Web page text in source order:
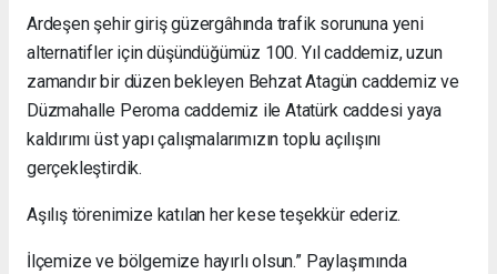
Ardeşen şehir giriş güzergâhında trafik sorununa yeni
alternatifler için düşündüğümüz 100. Yıl caddemiz, uzun
zamandır bir düzen bekleyen Behzat Atagün caddemiz ve
Düzmahalle Peroma caddemiz ile Atatürk caddesi yaya
kaldırımı üst yapı çalışmalarımızın toplu açılışını
gerçekleştirdik.
Aşılış törenimize katılan her kese teşekkür ederiz.
İlçemize ve bölgemize hayırlı olsun.” Paylaşımında